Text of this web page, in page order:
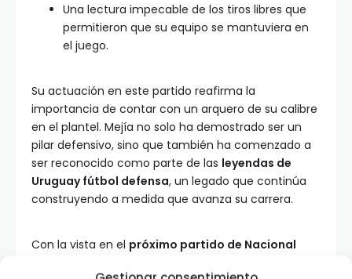
Una lectura impecable de los tiros libres que
permitieron que su equipo se mantuviera en
el juego.
Su actuación en este partido reafirma la
importancia de contar con un arquero de su calibre
en el plantel. Mejía no solo ha demostrado ser un
pilar defensivo, sino que también ha comenzado a
ser reconocido como parte de las leyendas de
Uruguay fútbol defensa, un legado que continúa
construyendo a medida que avanza su carrera.
Con la vista en el próximo partido de Nacional